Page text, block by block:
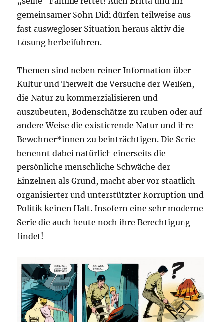
gemeinsamer Sohn Didi dürfen teilweise aus
fast auswegloser Situation heraus aktiv die
Lösung herbeiführen.
Themen sind neben reiner Information über
Kultur und Tierwelt die Versuche der Weißen,
die Natur zu kommerzialisieren und
auszubeuten, Bodenschätze zu rauben oder auf
andere Weise die existierende Natur und ihre
Bewohner*innen zu beinträchtigen. Die Serie
benennt dabei natürlich einerseits die
persönliche menschliche Schwäche der
Einzelnen als Grund, macht aber vor staatlich
organisierter und unterstützter Korruption und
Politik keinen Halt. Insofern eine sehr moderne
Serie die auch heute noch ihre Berechtigung
findet!